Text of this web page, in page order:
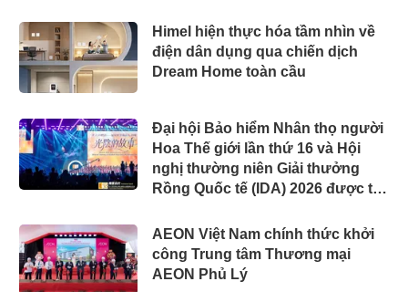
Himel hiện thực hóa tầm nhìn về
điện dân dụng qua chiến dịch
Dream Home toàn cầu
Đại hội Bảo hiểm Nhân thọ người
Hoa Thế giới lần thứ 16 và Hội
nghị thường niên Giải thưởng
Rồng Quốc tế (IDA) 2026 được tổ
AEON Việt Nam chính thức khởi
công Trung tâm Thương mại
AEON Phủ Lý